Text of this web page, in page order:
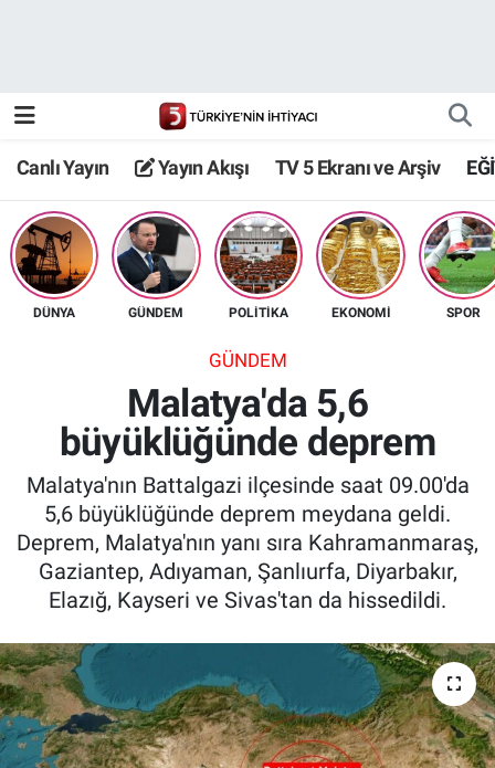
Canlı Yayın Yayın Akışı TV 5 Ekranı ve Arşiv
DÜNYA GÜNDEM POLİTİKA EKONOMİ SPOR
GÜNDEM
Malatya'da 5,6
büyüklüğünde deprem
Malatya'nın Battalgazi ilçesinde saat 09.00'da
5,6 büyüklüğünde deprem meydana geldi.
Deprem, Malatya'nın yanı sıra Kahramanmaraş,
Gaziantep, Adıyaman, Şanlıurfa, Diyarbakır,
Elazığ, Kayseri ve Sivas'tan da hissedildi.
TV 5 Ekranı ve Arşiv